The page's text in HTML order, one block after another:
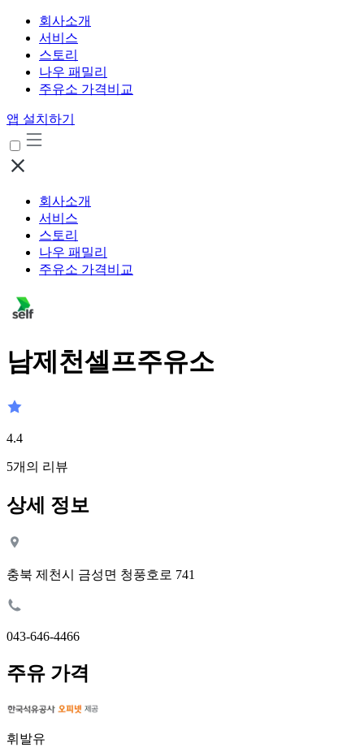
회사소개
서비스
스토리
나우 패밀리
주유소 가격비교
앱 설치하기
회사소개
서비스
스토리
나우 패밀리
주유소 가격비교
남제천셀프주유소
4.4
5개의 리뷰
상세 정보
충북 제천시 금성면 청풍호로 741
043-646-4466
주유 가격
휘발유